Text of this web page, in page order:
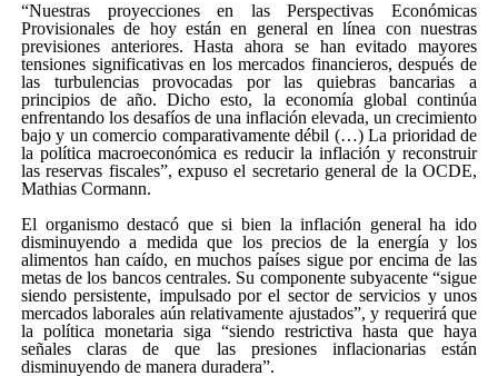
“Nuestras proyecciones en las Perspectivas Económicas
Provisionales de hoy están en general en línea con nuestras
previsiones anteriores. Hasta ahora se han evitado mayores
tensiones significativas en los mercados financieros, después de
las turbulencias provocadas por las quiebras bancarias a
principios de año. Dicho esto, la economía global continúa
enfrentando los desafíos de una inflación elevada, un crecimiento
bajo y un comercio comparativamente débil (…) La prioridad de
la política macroeconómica es reducir la inflación y reconstruir
las reservas fiscales”, expuso el secretario general de la OCDE,
Mathias Cormann.
El organismo destacó que si bien la inflación general ha ido
disminuyendo a medida que los precios de la energía y los
alimentos han caído, en muchos países sigue por encima de las
metas de los bancos centrales. Su componente subyacente “sigue
siendo persistente, impulsado por el sector de servicios y unos
mercados laborales aún relativamente ajustados”, y requerirá que
la política monetaria siga “siendo restrictiva hasta que haya
señales claras de que las presiones inflacionarias están
disminuyendo de manera duradera”.